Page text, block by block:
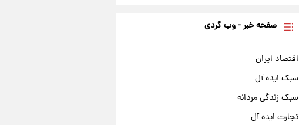
صفحه خبر - وب گردی
اقتصاد ایران
سبک ایده آل
سبک زندگی مردانه
تجارت ایده آل